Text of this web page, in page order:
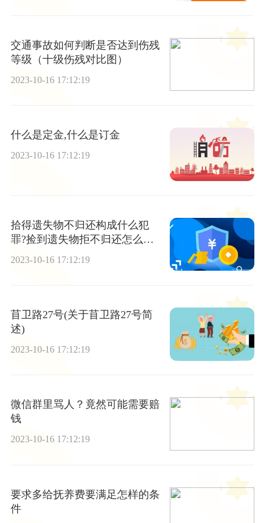
交通事故如何判断是否达到伤残
等级（十级伤残对比图）
2023-10-16 17:12:19
什么是定金,什么是订金
2023-10-16 17:12:19
拾得遗失物不归还构成什么犯
罪?捡到遗失物拒不归还怎么处
2023-10-16 17:12:19
苜卫路27号(关于苜卫路27号简
述)
2023-10-16 17:12:19
微信群里骂人？竟然可能需要赔
钱
2023-10-16 17:12:19
要求多给抚养费要满足怎样的条
件